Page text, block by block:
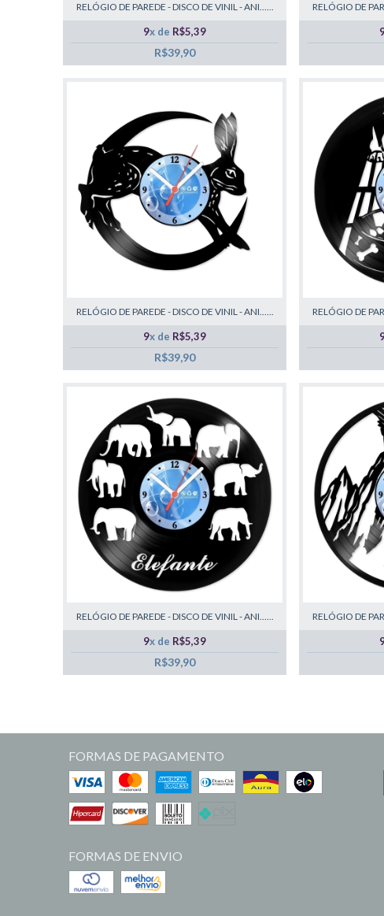
RELÓGIO DE PAREDE - DISCO DE VINIL - ANI......
9x de R$5,39
R$39,90
RELÓGIO DE
RELÓGIO DE PAREDE - DISCO DE VINIL - ANI......
9x de R$5,39
R$39,90
RELÓGIO DE
RELÓGIO DE PAREDE - DISCO DE VINIL - ANI......
9x de R$5,39
R$39,90
RELÓGIO DE
FORMAS DE PAGAMENTO
FORMAS DE ENVIO